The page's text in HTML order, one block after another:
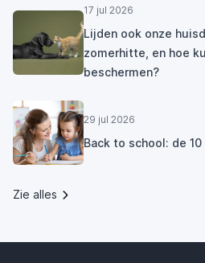
17 jul 2026
Lijden ook onze
zomerhitte, en hoe
beschermen?
29 jul 2026
Back to school: de
Zie alles